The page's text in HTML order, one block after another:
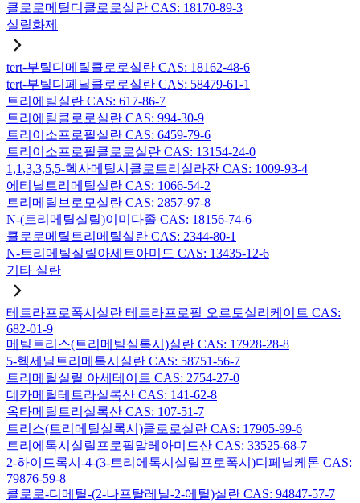
클로로메틸디클로로실란 CAS: 18170-89-3
실릴화제
tert-부틸디메틸클로로실란 CAS: 18162-48-6
tert-부틸디페닐클로로실란 CAS: 58479-61-1
트리에틸실란 CAS: 617-86-7
트리에틸클로로실란 CAS: 994-30-9
트리이소프로필실란 CAS: 6459-79-6
트리이소프로필클로로실란 CAS: 13154-24-0
1,1,3,3,5,5-헥사메틸시클로트리실라잔 CAS: 1009-93-4
에티닐트리메틸실란 CAS: 1066-54-2
트리메틸브로모실란 CAS: 2857-97-8
N-(트리메틸실릴)이미다졸 CAS: 18156-74-6
클로로메틸트리메틸실란 CAS: 2344-80-1
N-트리메틸실릴아세트아미드 CAS: 13435-12-6
기타 실란
테트라프로폭시실란 테트라프로필 오르토실리케이트 CAS:
682-01-9
메틸트리스(트리메틸실록시)실란 CAS: 17928-28-8
5-헥세닐트리메톡시실란 CAS: 58751-56-7
트리메틸실릴 아세테이트 CAS: 2754-27-0
데카메틸테트라실록산 CAS: 141-62-8
옥타메틸트리실록산 CAS: 107-51-7
트리스(트리메틸실록시)클로로실란 CAS: 17905-99-6
트리에톡시실릴프로필말레아미드산 CAS: 33525-68-7
2-하이드록시-4-(3-트리에톡시실릴프로폭시)디페닐케톤 CAS:
79876-59-8
클로로-디메틸-(2-나프탈레닐-2-에틸)실란 CAS: 94847-57-7